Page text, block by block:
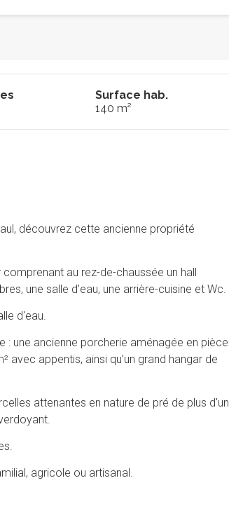
Surface hab.
140 m²
découvrez cette ancienne propriété
au rez-de-chaussée un hall
une salle d'eau, une arrière-cuisine et Wc.
d'eau.
: une ancienne porcherie aménagée en pièce
avec appentis, ainsi qu’un grand hangar de
attenantes en nature de pré de plus d'un
agricole ou artisanal.